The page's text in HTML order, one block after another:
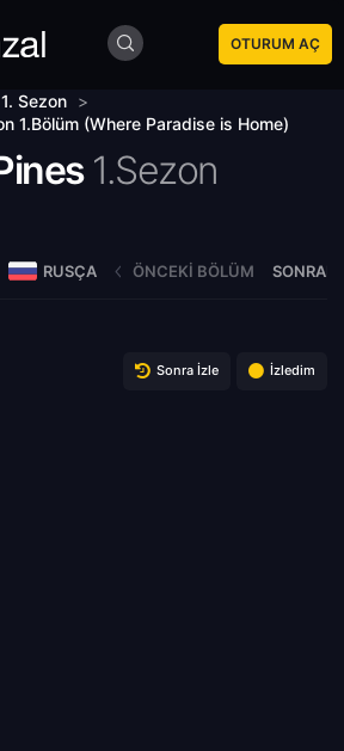
OTURUM AÇ
1. Sezon >
1.Bölüm (Where Paradise is Home)
1.Sezon
RUSÇA ÖNCEKI BÖLÜM
Sonra İzle İzledim